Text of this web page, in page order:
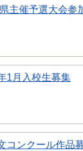
主催予選大会参
1月入校生募集
コンクール作品